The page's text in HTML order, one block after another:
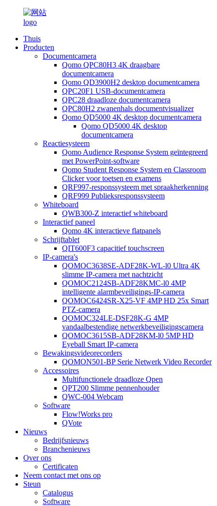
Thuis
Producten
Documentcamera
Qomo QPC80H3 4K draagbare
documentcamera
Qomo QD3900H2 desktop documentcamera
QPC20F1 USB-documentcamera
QPC28 draadloze documentcamera
QPC80H2 zwanenhals documentvisualizer
Qomo QD5000 4K desktop documentcamera
Qomo QD5000 4K desktop
documentcamera
Reactiesysteem
Qomo Audience Response System geïntegreerd
met PowerPoint-software
Qomo Student Response System en Classroom
Clicker voor toetsen en examens
QRF997-responssysteem met spraakherkenning
QRF999 Publieksresponssysteem
Whiteboard
QWB300-Z interactief whiteboard
Interactief paneel
Qomo 4K interactieve flatpanels
Schrijftablet
QIT600F3 capacitief touchscreen
IP-camera's
QOMOC3638SE-ADF28K-WL-l0 ​​Ultra 4K
slimme IP-camera met nachtzicht
QOMOC2124SB-ADF28KMC-l0 4MP
intelligente alarmbeveiligings-IP-camera
QOMOC6424SR-X25-VF 4MP HD 25x Smart
PTZ-camera
QOMOC324LE-DSF28K-G 4MP
vandaalbestendige netwerkbeveiligingscamera
QOMOC3615SB-ADF28KM-l0 5MP HD
Eyeball Smart IP-camera
Bewakingsvideorecorders
QOMON501-BP Serie Netwerk Video Recorder
Accessoires
Multifunctionele draadloze Qpen
QPT200 Slimme pennenhouder
QWC-004 Webcam
Software
Flow!Works pro
QVote
Nieuws
Bedrijfsnieuws
Branchenieuws
Over ons
Certificaten
Neem contact met ons op
Steun
Catalogus
Software